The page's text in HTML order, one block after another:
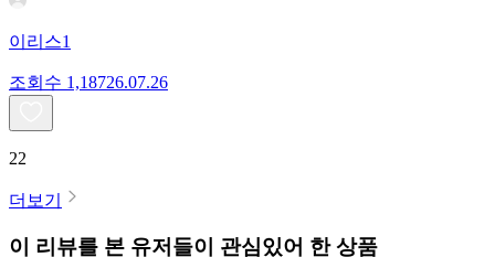
이리스1
조회수 1,18726.07.26
22
더보기
이 리뷰를 본 유저들이 관심있어 한 상품